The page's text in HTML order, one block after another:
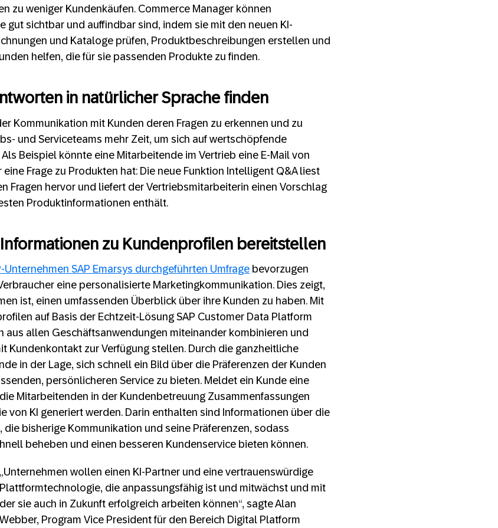
zu weniger Kundenkäufen. Commerce Manager können
gut sichtbar und auffindbar sind, indem sie mit den neuen KI-
und Kataloge prüfen, Produktbeschreibungen erstellen und
helfen, die für sie passenden Produkte zu finden.
in natürlicher Sprache finden
Kommunikation mit Kunden deren Fragen zu erkennen und zu
und Serviceteams mehr Zeit, um sich auf wertschöpfende
Beispiel könnte eine Mitarbeitende im Vertrieb eine E-Mail von
Frage zu Produkten hat: Die neue Funktion Intelligent Q&A liest
Fragen hervor und liefert der Vertriebsmitarbeiterin einen Vorschlag
Produktinformationen enthält.
zu Kundenprofilen bereitstellen
Unternehmen SAP Emarsys durchgeführten Umfrage bevorzugen
eine personalisierte Marketingkommunikation. Dies zeigt,
ist, einen umfassenden Überblick über ihre Kunden zu haben. Mit
auf Basis der Echtzeit-Lösung SAP Customer Data Platform
aus allen Geschäftsanwendungen miteinander kombinieren und
Kundenkontakt zur Verfügung stellen. Durch die ganzheitliche
in der Lage, sich schnell ein Bild über die Präferenzen der Kunden
persönlicheren Service zu bieten. Meldet ein Kunde eine
Mitarbeitenden in der Kundenbetreuung Zusammenfassungen
von KI generiert werden. Darin enthalten sind Informationen über die
die bisherige Kommunikation und seine Präferenzen, sodass
beheben und einen besseren Kundenservice bieten können.
„Unternehmen wollen einen KI-Partner und eine vertrauenswürdige
Plattformtechnologie, die anpassungsfähig ist und mitwächst und mit
der sie auch in Zukunft erfolgreich arbeiten können“, sagte Alan
Webber, Program Vice President für den Bereich Digital Platform